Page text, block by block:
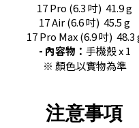
17 Pro (6.3 吋) 41.9 g
17 Air (6.6 吋) 45.5 g
17 Pro Max (6.9 吋) 48.3
- 內容物： 手機殼 x 1
※ 顏色以實物為準
注意事項